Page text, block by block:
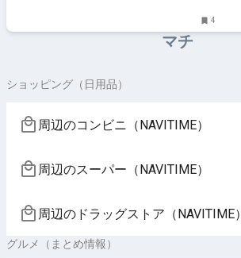
4
マチ
ショッピング（日用品）
周辺のコンビニ（NAVITIME）
周辺のスーパー（NAVITIME）
周辺のドラッグストア（NAVITIME）
グルメ（まとめ情報）